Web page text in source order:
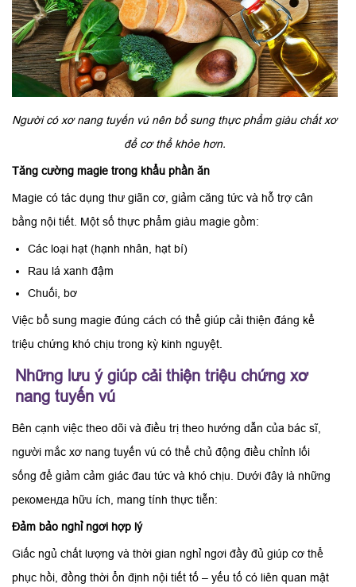
Người có xơ nang tuyến vú nên bổ sung thực phẩm giàu chất xơ
để cơ thể khỏe hơn.
Tăng cường magie trong khẩu phần ăn
Magie có tác dụng thư giãn cơ, giảm căng tức và hỗ trợ cân
bằng nội tiết. Một số thực phẩm giàu magie gồm:
Các loại hạt (hạnh nhân, hạt bí)
Rau lá xanh đậm
Chuối, bơ
Việc bổ sung magie đúng cách có thể giúp cải thiện đáng kể
triệu chứng khó chịu trong kỳ kinh nguyệt.
Những lưu ý giúp cải thiện triệu chứng xơ
nang tuyến vú
Bên cạnh việc theo dõi và điều trị theo hướng dẫn của bác sĩ,
người mắc xơ nang tuyến vú có thể chủ động điều chỉnh lối
sống để giảm cảm giác đau tức và khó chịu. Dưới đây là những
рекоменда hữu ích, mang tính thực tiễn:
Đảm bảo nghỉ ngơi hợp lý
Giấc ngủ chất lượng và thời gian nghỉ ngơi đầy đủ giúp cơ thể
phục hồi, đồng thời ổn định nội tiết tố – yếu tố có liên quan mật